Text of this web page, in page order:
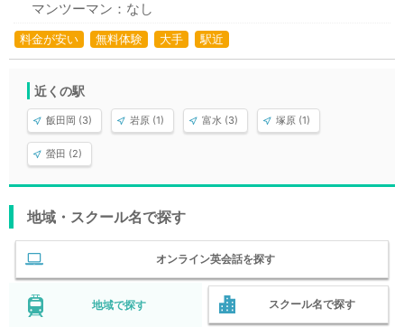
マンツーマン：なし
料金が安い 無料体験 大手 駅近
近くの駅
飯田岡 (3) 岩原 (1) 富水 (3) 塚原 (1)
螢田 (2)
地域・スクール名で探す
オンライン英会話を探す
地域で探す スクール名で探す